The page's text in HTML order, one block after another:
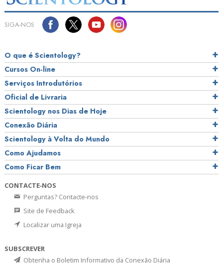
SIGA‑NOS
O que é Scientology?
Cursos On‑line
Serviços Introdutórios
Oficial de Livraria
Scientology nos Dias de Hoje
Conexão Diária
Scientology à Volta do Mundo
Como Ajudamos
Como Ficar Bem
CONTACTE‑NOS
Perguntas? Contacte‑nos
Site de Feedback
Localizar uma Igreja
SUBSCREVER
Obtenha o Boletim Informativo da Conexão Diária